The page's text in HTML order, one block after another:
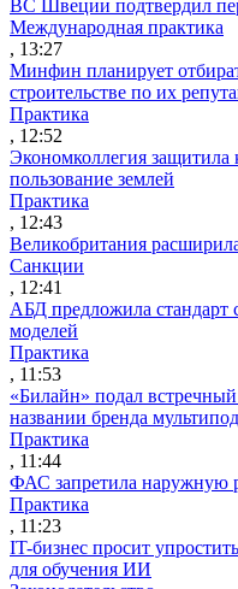
ВС Швеции подтвердил
Международная практика
, 13:27
Минфин планирует
строительстве по их
Практика
, 12:52
Экономколлегия защитила
пользование землей
Практика
, 12:43
Великобритания
Санкции
, 12:41
АБД предложила
моделей
Практика
, 11:53
«Билайн» подал
названии бренда
Практика
, 11:44
ФАС запретила наружную
Практика
, 11:23
IT-бизнес просит
для обучения ИИ